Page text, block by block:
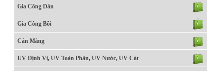
Gia Công Dán
Gia Công Bồi
Cán Màng
UV Định Vị, UV Toàn Phần, UV Nước, UV Cát